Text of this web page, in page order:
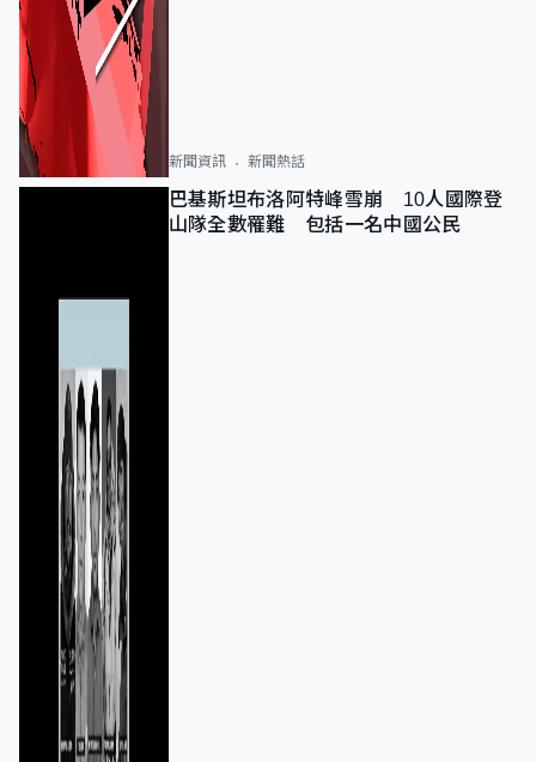
新聞資訊 新聞熱話
巴基斯坦布洛阿特峰雪崩 10人國際登
山隊全數罹難 包括一名中國公民